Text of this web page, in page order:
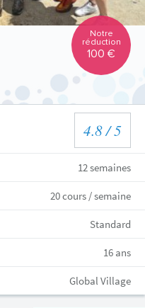
Notre
réduction
100 €
4.8/ 5
12 semaines
20 cours / semaine
Standard
16 ans
Global Village